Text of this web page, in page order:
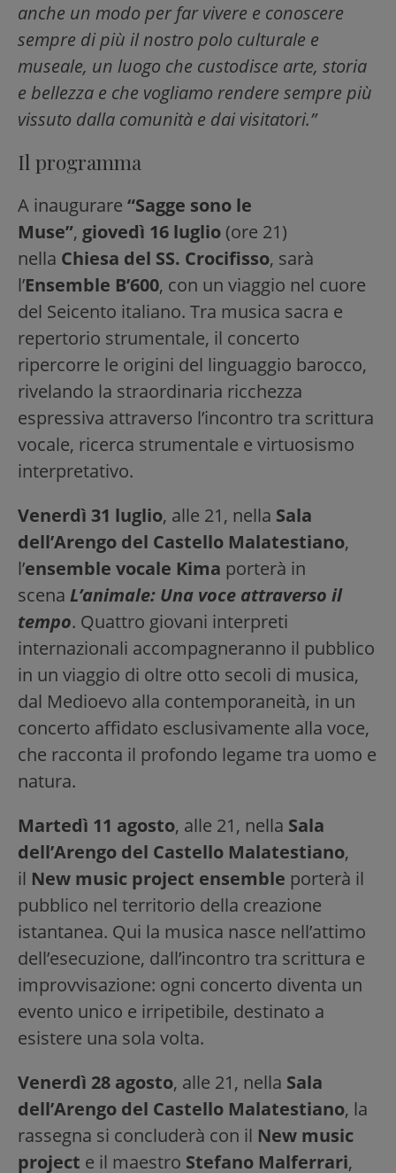
anche un modo per far vivere e conoscere
sempre di più il nostro polo culturale e
museale, un luogo che custodisce arte, storia
e bellezza e che vogliamo rendere sempre più
vissuto dalla comunità e dai visitatori.”
Il programma
A inaugurare “Sagge sono le
Muse”, giovedì 16 luglio (ore 21)
nella Chiesa del SS. Crocifisso, sarà
l’Ensemble B’600, con un viaggio nel cuore
del Seicento italiano. Tra musica sacra e
repertorio strumentale, il concerto
ripercorre le origini del linguaggio barocco,
rivelando la straordinaria ricchezza
espressiva attraverso l’incontro tra scrittura
vocale, ricerca strumentale e virtuosismo
interpretativo.
Venerdì 31 luglio, alle 21, nella Sala
dell’Arengo del Castello Malatestiano,
l’ensemble vocale Kima porterà in
scena L’animale: Una voce attraverso il
tempo. Quattro giovani interpreti
internazionali accompagneranno il pubblico
in un viaggio di oltre otto secoli di musica,
dal Medioevo alla contemporaneità, in un
concerto affidato esclusivamente alla voce,
che racconta il profondo legame tra uomo e
natura.
Martedì 11 agosto, alle 21, nella Sala
dell’Arengo del Castello Malatestiano,
il New music project ensemble porterà il
pubblico nel territorio della creazione
istantanea. Qui la musica nasce nell’attimo
dell’esecuzione, dall’incontro tra scrittura e
improvvisazione: ogni concerto diventa un
evento unico e irripetibile, destinato a
esistere una sola volta.
Venerdì 28 agosto, alle 21, nella Sala
dell’Arengo del Castello Malatestiano, la
rassegna si concluderà con il New music
project e il maestro Stefano Malferrari,